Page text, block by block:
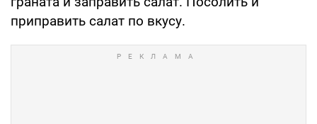
приправить салат по вкусу.